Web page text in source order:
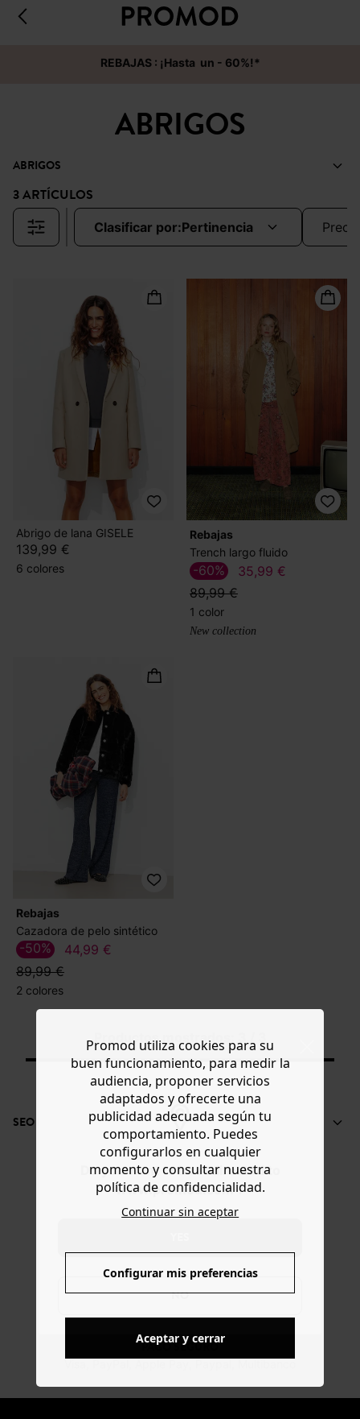
Do you want to be redirected to
www.promod.com ?
NO
REBAJAS : ¡Hasta un - 60%!*
ABRIGOS
ABRIGOS
3 ARTÍCULOS
clasificar por: pertinencia precio
Abrigo de lana GISELE
139,99 €
6 colores
Rebajas
Trench largo fluido
35,99 €
89,99 €
-60%
1 color
New collection
Rebajas
Cazadora de pelo sintético
44,99 €
89,99 €
-50%
2 colores
Productos mostrados: 3 / 3
SEO LINK BOX BAS DE PAGE-MANTEAUX
ENTREGA GRATUITA
A domicilio desde 60€
DEVOLUCIONES
PAGO SEGURO
Promod utiliza cookies para su
buen funcionamiento, para medir la
audiencia, proponer servicios
adaptados y ofrecerte una
publicidad adecuada según tu
comportamiento. Puedes
configurarlos en cualquier
momento y consultar nuestra
política de confidencialidad.
Continuar sin aceptar
Configurar mis preferencias
Aceptar y cerrar